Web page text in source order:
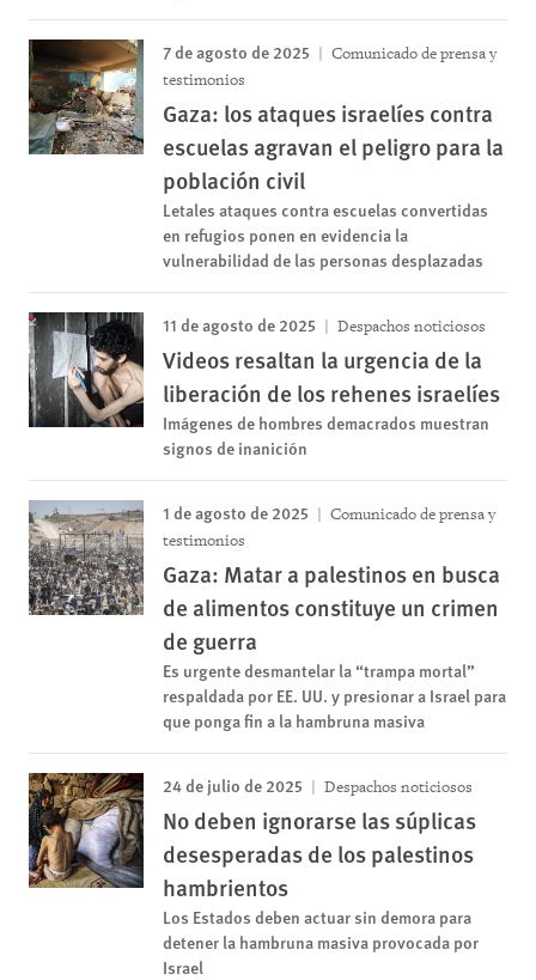
7 de agosto de 2025
Comunicado de prensa y
testimonios
Gaza: los ataques israelíes contra
escuelas agravan el peligro para la
población civil
Letales ataques contra escuelas convertidas
en refugios ponen en evidencia la
vulnerabilidad de las personas desplazadas
11 de agosto de 2025 Despachos noticiosos
Videos resaltan la urgencia de la
liberación de los rehenes israelíes
Imágenes de hombres demacrados muestran
signos de inanición
1 de agosto de 2025
Comunicado de prensa y
testimonios
Gaza: Matar a palestinos en busca
de alimentos constituye un crimen
de guerra
Es urgente desmantelar la “trampa mortal”
respaldada por EE. UU. y presionar a Israel para
que ponga fin a la hambruna masiva
24 de julio de 2025 Despachos noticiosos
No deben ignorarse las súplicas
desesperadas de los palestinos
hambrientos
Los Estados deben actuar sin demora para
detener la hambruna masiva provocada por
Israel